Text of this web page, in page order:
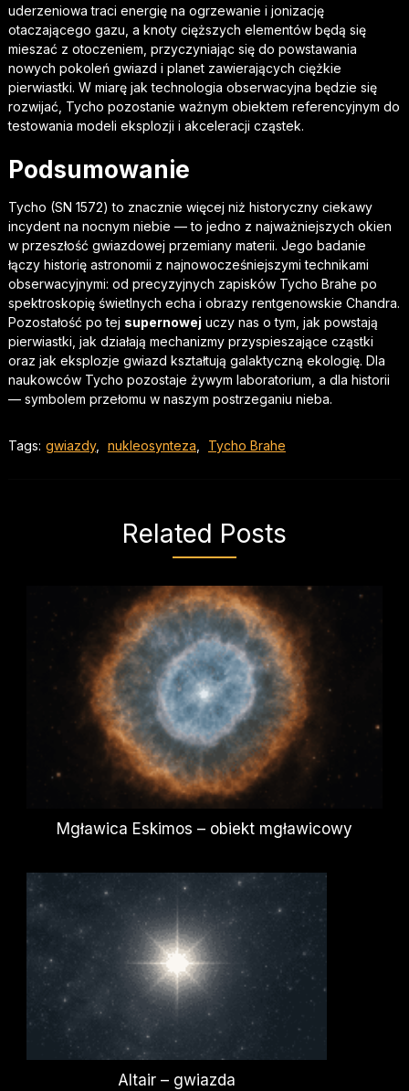
uderzeniowa traci energię na ogrzewanie i jonizację
otaczającego gazu, a knoty cięższych elementów będą się
mieszać z otoczeniem, przyczyniając się do powstawania
nowych pokoleń gwiazd i planet zawierających ciężkie
pierwiastki. W miarę jak technologia obserwacyjna będzie się
rozwijać, Tycho pozostanie ważnym obiektem referencyjnym do
testowania modeli eksplozji i akceleracji cząstek.
Podsumowanie
Tycho (SN 1572) to znacznie więcej niż historyczny ciekawy
incydent na nocnym niebie — to jedno z najważniejszych okien
w przeszłość gwiazdowej przemiany materii. Jego badanie
łączy historię astronomii z najnowocześniejszymi technikami
obserwacyjnymi: od precyzyjnych zapisków Tycho Brahe po
spektroskopię świetlnych echa i obrazy rentgenowskie Chandra.
Pozostałość po tej supernowej uczy nas o tym, jak powstają
pierwiastki, jak działają mechanizmy przyspieszające cząstki
oraz jak eksplozje gwiazd kształtują galaktyczną ekologię. Dla
naukowców Tycho pozostaje żywym laboratorium, a dla historii
— symbolem przełomu w naszym postrzeganiu nieba.
Tags: gwiazdy, nukleosynteza Tycho Brahe
Related Posts
Mgławica Eskimos – obiekt mgławicowy
Altair – gwiazda